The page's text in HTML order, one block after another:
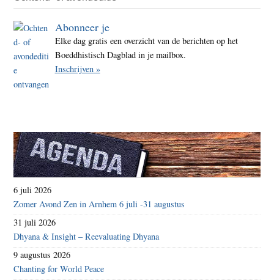
Abonneer je
Elke dag gratis een overzicht van de berichten op het
Boeddhistisch Dagblad in je mailbox.
Inschrijven »
6 juli 2026
Zomer Avond Zen in Arnhem 6 juli -31 augustus
31 juli 2026
Dhyana & Insight – Reevaluating Dhyana
9 augustus 2026
Chanting for World Peace